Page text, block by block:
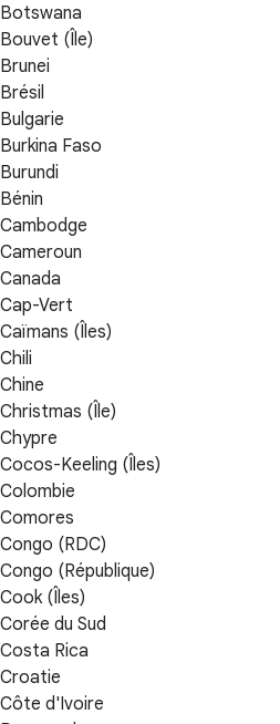
Botswana
Bouvet (Île)
Brunei
Brésil
Bulgarie
Burkina Faso
Burundi
Bénin
Cambodge
Cameroun
Canada
Cap-Vert
Caïmans (Îles)
Chili
Chine
Christmas (Île)
Chypre
Cocos-Keeling (Îles)
Colombie
Comores
Congo (RDC)
Congo (République)
Cook (Îles)
Corée du Sud
Costa Rica
Croatie
Côte d'Ivoire